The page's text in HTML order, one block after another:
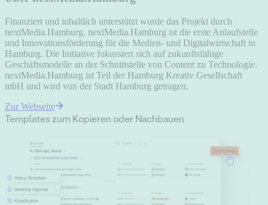
Finanziert und inhaltlich unterstützt wurde das Projekt durch
nextMedia.Hamburg. nextMedia.Hamburg ist die erste Anlaufstelle
und Innovationsförderung für die Medien- und Digitalwirtschaft in
Hamburg. Die Initiative fokussiert sich auf zukunftsfähige
Geschäftsmodelle an der Schnittstelle von Content zu Technologie.
nextMedia.Hamburg ist Teil der Hamburg Kreativ Gesellschaft
mbH und wird von der Stadt Hamburg getragen.
Zur Webseite
Templates zum Kopieren oder Nachbauen